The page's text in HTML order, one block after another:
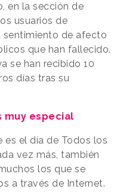
en la sección de
usuarios de
sentimiento de afecto
que han fallecido.
se han recibido 10
días tras su
muy especial
es el día de Todos los
vez más, también
los que se
a través de Internet.